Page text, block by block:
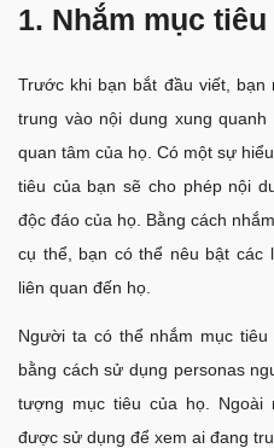
1. Nhắm mục
Trước khi bạn bắt đầu viết,
trung vào nội dung xung
quan tâm của họ. Có một sự
tiêu của bạn sẽ cho phép nội
độc đáo của họ. Bằng cách
cụ thể, bạn có thể nêu bật
liên quan đến họ.
Người ta có thể nhắm mục
bằng cách sử dụng personas
tượng mục tiêu của họ.
được sử dụng để xem ai đang